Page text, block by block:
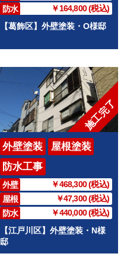
防水
￥164,800 (税込)
【葛飾区】外壁塗装・O様邸
施工完了
外壁塗装
屋根塗装
防水工事
外壁
￥468,300 (税込)
屋根
￥47,300 (税込)
防水
￥440,000 (税込)
【江戸川区】外壁塗装・N様
邸